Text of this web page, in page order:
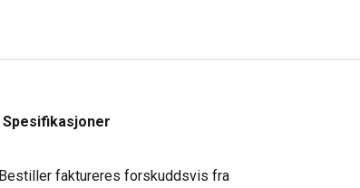
Spesifikasjoner
Bestiller faktureres forskuddsvis fra